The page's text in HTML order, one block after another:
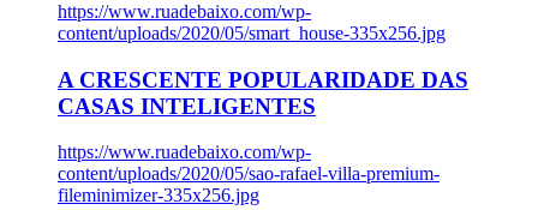
https://www.ruadebaixo.com/wp-
content/uploads/2020/05/smart_house-335x256.jpg
A CRESCENTE POPULARIDADE DAS
CASAS INTELIGENTES
https://www.ruadebaixo.com/wp-
content/uploads/2020/05/sao-rafael-villa-premium-
fileminimizer-335x256.jpg